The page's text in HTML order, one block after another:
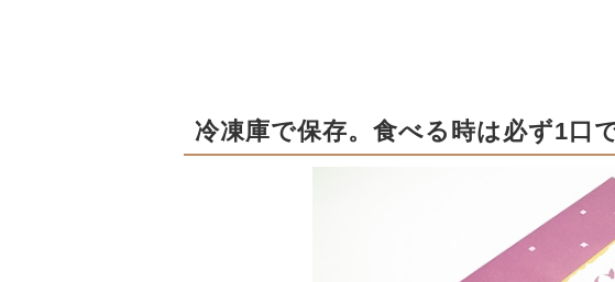
冷凍庫で保存。食べる時は必ず1口で